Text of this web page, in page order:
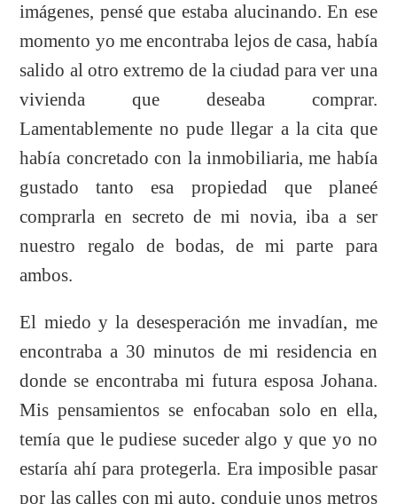
imágenes, pensé que estaba alucinando. En ese
momento yo me encontraba lejos de casa, había
salido al otro extremo de la ciudad para ver una
vivienda que deseaba comprar.
Lamentablemente no pude llegar a la cita que
había concretado con la inmobiliaria, me había
gustado tanto esa propiedad que planeé
comprarla en secreto de mi novia, iba a ser
nuestro regalo de bodas, de mi parte para
ambos.
El miedo y la desesperación me invadían, me
encontraba a 30 minutos de mi residencia en
donde se encontraba mi futura esposa Johana.
Mis pensamientos se enfocaban solo en ella,
temía que le pudiese suceder algo y que yo no
estaría ahí para protegerla. Era imposible pasar
por las calles con mi auto, conduje unos metros